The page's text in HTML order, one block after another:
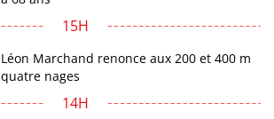
15H
Léon Marchand renonce aux 200 et 400 m
quatre nages
14H